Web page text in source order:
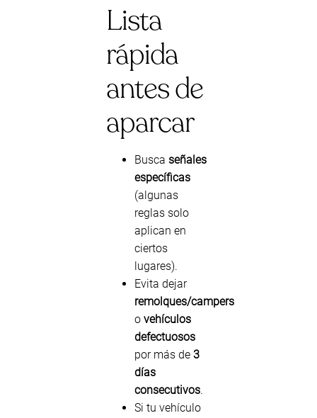
Lista
rápida
antes de
aparcar
Busca señales
específicas
(algunas
reglas solo
aplican en
ciertos
lugares).
Evita dejar
remolques/campers
o vehículos
defectuosos
por más de 3
días
consecutivos.
Si tu vehículo